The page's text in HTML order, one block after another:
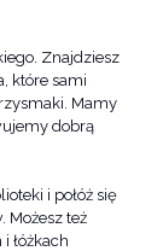
Znajdziesz
które sami
Mamy
dobrą
i połóż się
Możesz też
łóżkach